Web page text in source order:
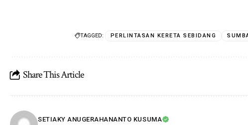
TAGGED: PERLINTASAN KERETA SEBIDANG
Share This Article
SETIAKY ANUGERAHANANTO KUSUMA